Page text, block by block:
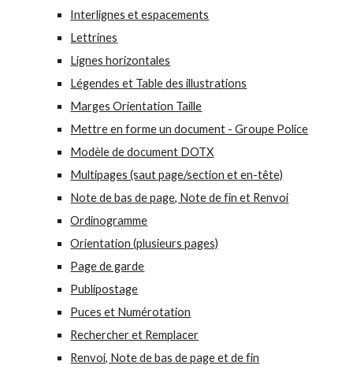
Interlignes et espacements
Lettrines
Lignes horizontales
Légendes et Table des illustrations
Marges Orientation Taille
Mettre en forme un document - Groupe Police
Modèle de document DOTX
Multipages (saut page/section et en-tête)
Note de bas de page, Note de fin et Renvoi
Ordinogramme
Orientation (plusieurs pages)
Page de garde
Publipostage
Puces et Numérotation
Rechercher et Remplacer
Renvoi, Note de bas de page et de fin